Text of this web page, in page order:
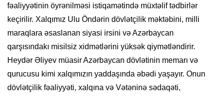
fəaliyyətinin öyrənilməsi istiqamətində müxtəlif tədbirlər
keçirilir. Xalqımız Ulu Öndərin dövlətçilik məktəbini, milli
maraqlara əsaslanan siyasi irsini və Azərbaycan
qarşısındakı misilsiz xidmətlərini yüksək qiymətləndirir.
Heydər Əliyev müasir Azərbaycan dövlətinin memarı və
qurucusu kimi xalqımızın yaddaşında əbədi yaşayır. Onun
dövlətçilik fəaliyyəti, xalqına və Vətəninə sədaqəti,